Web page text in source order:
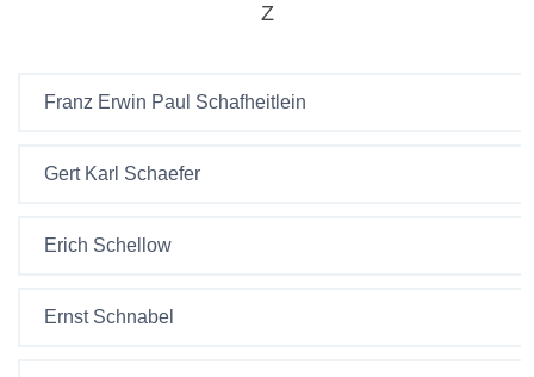
Z
Franz Erwin Paul Schafheitlein
Gert Karl Schaefer
Erich Schellow
Ernst Schnabel